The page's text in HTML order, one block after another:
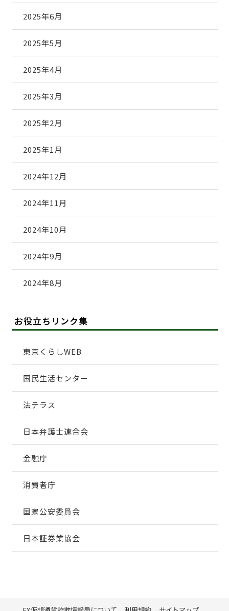
2025年6月
2025年5月
2025年4月
2025年3月
2025年2月
2025年1月
2024年12月
2024年11月
2024年10月
2024年9月
2024年8月
お役立ちリンク集
東京くらしWEB
国民生活センター
法テラス
日本弁護士連合会
金融庁
消費者庁
国家公安委員会
日本証券業協会